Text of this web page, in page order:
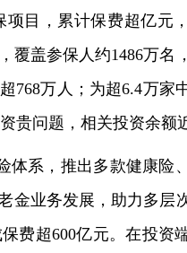
项目，累计保费超亿元
覆盖参保人约1486万名
768万人；为超6.4万家
贵问题，相关投资余额
体系，推出多款健康险
金业务发展，助力多层
费超600亿元。在投资